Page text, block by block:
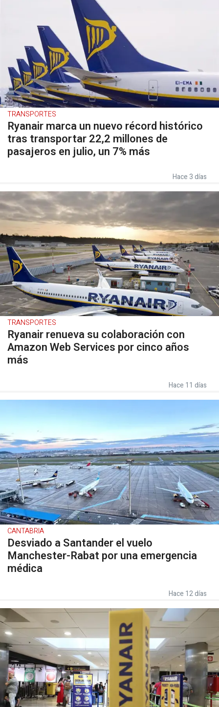
TRANSPORTES
Ryanair marca un nuevo récord histórico
tras transportar 22,2 millones de
pasajeros en julio, un 7% más
Hace 3 días
TRANSPORTES
Ryanair renueva su colaboración con
Amazon Web Services por cinco años
más
Hace 11 días
CANTABRIA
Desviado a Santander el vuelo
Manchester-Rabat por una emergencia
médica
Hace 12 días